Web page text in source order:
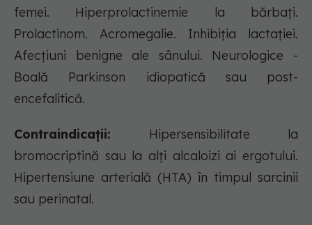
femei. Hiperprolactinemie la bărbaţi.
Prolactinom. Acromegalie. Inhibiţia lactaţiei.
Afecţiuni benigne ale sânului. Neurologice -
Boală Parkinson idiopatică sau post-
encefalitică.
Contraindicații: Hipersensibilitate la
bromocriptină sau la alţi alcaloizi ai ergotului.
Hipertensiune arterială (HTA) în timpul sarcinii
sau perinatal.